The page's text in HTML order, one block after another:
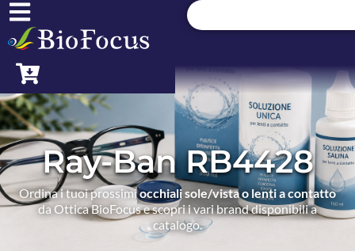
Ray-Ban RB4428
Ordina i tuoi prossimiocchiali sole/vista o lenti a contatto
da Ottica BioFocus e scopri i vari brand disponibili a
catalogo.